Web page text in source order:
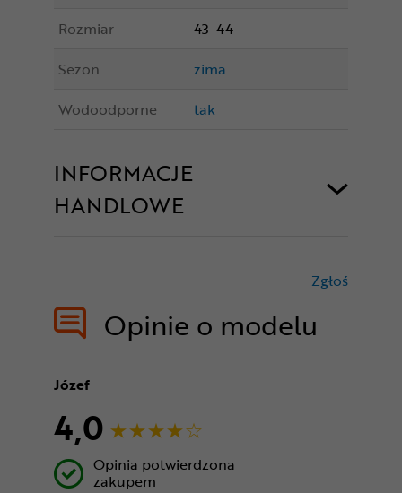
Rozmiar
43-44
Sezon
zima
Wodoodporne
tak
INFORMACJE
HANDLOWE
Opinie o modelu
Zgłoś
Józef
4,0
Opinia potwierdzona
zakupem